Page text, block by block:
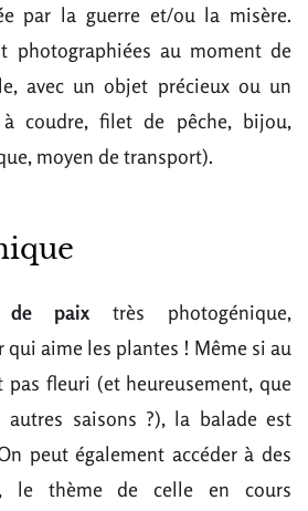
par la guerre et/ou la misère.
photographiées au moment de
avec un objet précieux ou un
à coudre, filet de pêche, bijou,
moyen de transport).
de paix très photogénique,
aime les plantes ! Même si au
pas fleuri (et heureusement, que
saisons ?), la balade est
peut également accéder à des
, le thème de celle en cours